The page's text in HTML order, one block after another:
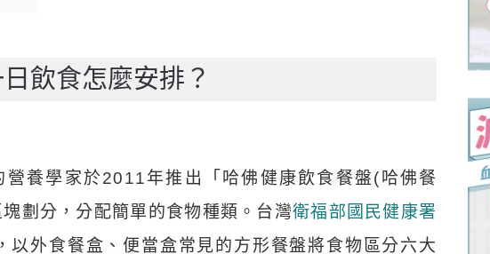
飲食怎麼安排？
營養學家於2011年推出「哈佛健康飲食餐盤(哈佛餐
劃分，分配簡單的食物種類。台灣衛福部國民健康署
外食餐盒、便當盒常見的方形餐盤將食物區分六大